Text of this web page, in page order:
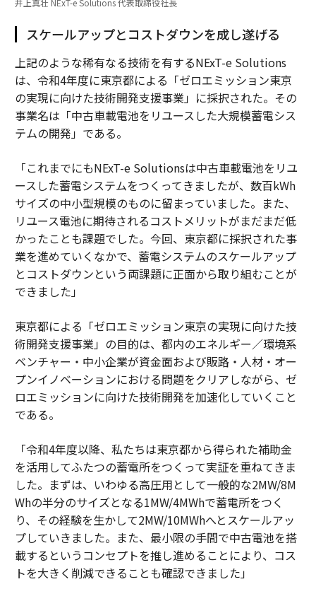
井上真壮 NExT-e Solutions 代表取締役社長
スケールアップとコストダウンを成し遂げる
上記のような稀有なる技術を有するNExT-e Solutions
は、令和4年度に東京都による「ゼロエミッション東京
の実現に向けた技術開発支援事業」に採択された。その
事業名は「中古車載電池をリユースした大規模蓄電シス
テムの開発」である。
「これまでにもNExT-e Solutionsは中古車載電池をリユ
ースした蓄電システムをつくってきましたが、数百kWh
サイズの中小型規模のものに留まっていました。また、
リユース電池に期待されるコストメリットがまだまだ低
かったことも課題でした。今回、東京都に採択された事
業を進めていくなかで、蓄電システムのスケールアップ
とコストダウンという両課題に正面から取り組むことが
できました」
東京都による「ゼロエミッション東京の実現に向けた技
術開発支援事業」の目的は、都内のエネルギー／環境系
ベンチャー・中小企業が資金面および販路・人材・オー
プンイノベーションにおける問題をクリアしながら、ゼ
ロエミッションに向けた技術開発を加速化していくこと
である。
「令和4年度以降、私たちは東京都から得られた補助金
を活用してふたつの蓄電所をつくって実証を重ねてきま
した。まずは、いわゆる高圧用として一般的な2MW/8M
Whの半分のサイズとなる1MW/4MWhで蓄電所をつく
り、その経験を生かして2MW/10MWhへとスケールアッ
プしていきました。また、最小限の手間で中古電池を搭
載するというコンセプトを推し進めることにより、コス
トを大きく削減できることも確認できました」